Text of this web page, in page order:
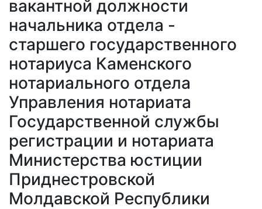
вакантной должности
начальника отдела -
старшего государственного
нотариуса Каменского
нотариального отдела
Управления нотариата
Государственной службы
регистрации и нотариата
Министерства юстиции
Приднестровской
Молдавской Республики